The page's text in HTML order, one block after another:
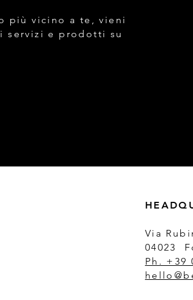
più vicino a te, vieni
servizi e prodotti su
Via
04023
Ph. +39